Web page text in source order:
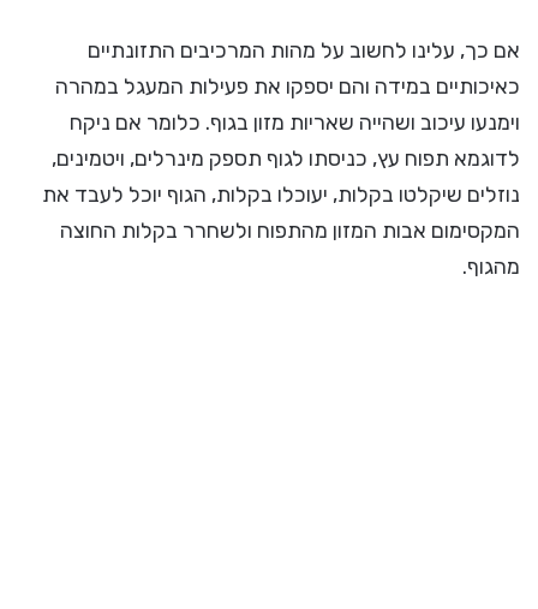
אם כך, עלינו לחשוב על מהות המרכיבים התזונתיים
כאיכותיים במידה והם יספקו את פעילות המעגל במהרה
וימנעו עיכוב ושהייה שאריות מזון בגוף. כלומר אם ניקח
לדוגמא תפוח עץ, כניסתו לגוף תספק מינרלים, ויטמינים,
נוזלים שיקלטו בקלות, יעוכלו בקלות, הגוף יוכל לעבד את
המקסימום אבות המזון מהתפוח ולשחרר בקלות החוצה
מהגוף.